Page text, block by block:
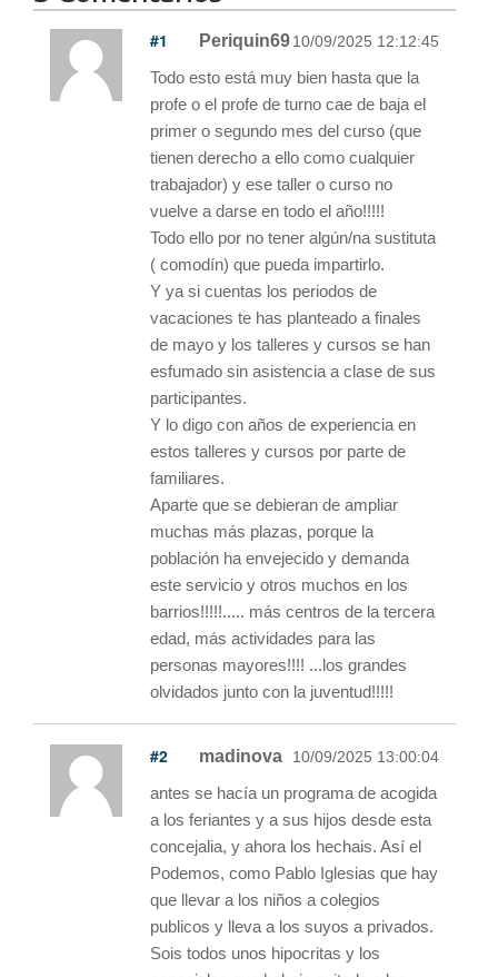
#1 Periquin6910/09/2025 12:12:45
Todo esto está muy bien hasta que la
profe o el profe de turno cae de baja el
primer o segundo mes del curso (que
tienen derecho a ello como cualquier
trabajador) y ese taller o curso no
vuelve a darse en todo el año!!!!!
Todo ello por no tener algún/na sustituta
( comodín) que pueda impartirlo.
Y ya si cuentas los periodos de
vacaciones te has planteado a finales
de mayo y los talleres y cursos se han
esfumado sin asistencia a clase de sus
participantes.
Y lo digo con años de experiencia en
estos talleres y cursos por parte de
familiares.
Aparte que se debieran de ampliar
muchas más plazas, porque la
población ha envejecido y demanda
este servicio y otros muchos en los
barrios!!!!!..... más centros de la tercera
edad, más actividades para las
personas mayores!!!! ...los grandes
olvidados junto con la juventud!!!!!
#2 madinova 10/09/2025 13:00:04
antes se hacía un programa de acogida
a los feriantes y a sus hijos desde esta
concejalia, y ahora los hechais. Así el
Podemos, como Pablo Iglesias que hay
que llevar a los niños a colegios
publicos y lleva a los suyos a privados.
Sois todos unos hipocritas y los